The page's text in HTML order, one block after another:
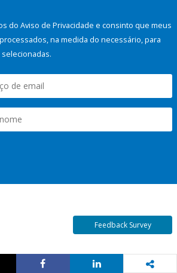
do Aviso de Privacidade e consinto que meus
na medida do necessário, para
Feedback Survey